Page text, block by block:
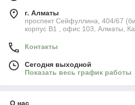
г. Алматы
​проспект Сейфуллина, 404/67
корпус В1 , офис 103, Алматы,
Контакты
Сегодня выходной
Показать весь график работы
О нас